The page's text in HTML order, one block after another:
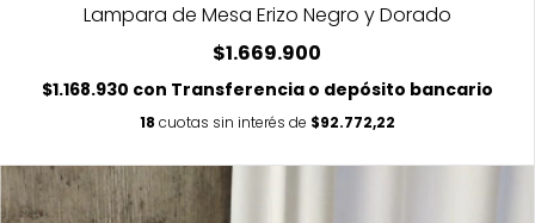
Lampara de Mesa Erizo Negro y Dorado
$1.669.900
$1.168.930 con Transferencia o depósito bancario
18 cuotas sin interés de $92.772,22